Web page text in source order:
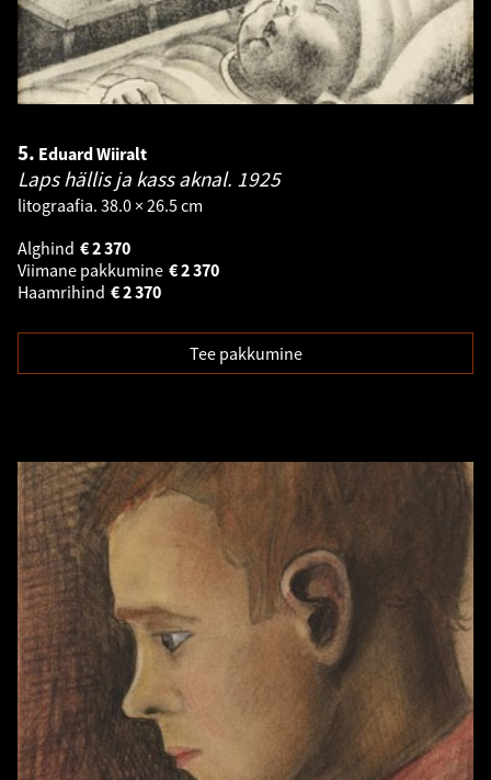
5. Eduard Wiiralt
Laps hällis ja kass aknal. 1925
litograafia. 38.0 × 26.5 cm
Alghind
2 370
€
Viimane pakkumine
2 370
€
Haamrihind
2 370
€
Tee pakkumine